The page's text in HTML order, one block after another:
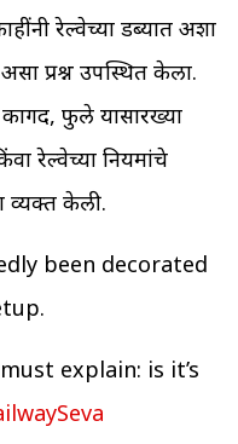
रेल्वेच्या डब्यात अशा
प्रश्न उपस्थित केला.
फुले यासारख्या
रेल्वेच्या नियमांचे
व्यक्त केली.
been decorated
explain: is it’s